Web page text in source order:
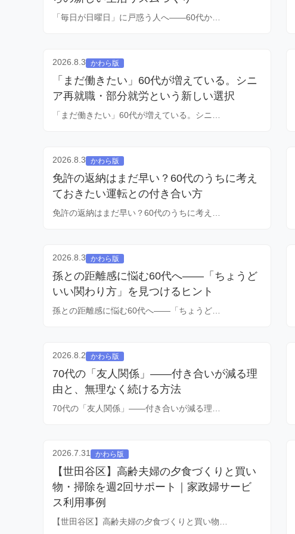
「毎日が日曜日」に戸惑う人へ——60代か…
2026.8.3 かわら版
「まだ働きたい」60代が増えている。シニ
ア再就職・部分就労という新しい選択
「まだ働きたい」60代が増えている。シニ…
2026.8.3 かわら版
免許の返納はまだ早い？60代のうちに考え
ておきたい運転との付き合い方
免許の返納はまだ早い？60代のうちに考え…
2026.8.3 かわら版
孫との距離感に悩む60代へ——「ちょうど
いい関わり方」を見つけるヒント
孫との距離感に悩む60代へ——「ちょうど…
2026.8.2 かわら版
70代の「友人関係」——付き合いが減る理
由と、無理なく続ける方法
70代の「友人関係」——付き合いが減る理…
2026.7.31 かわら版
【世田谷区】高齢夫婦の夕食づくりと買い
物・掃除を週2回サポート｜家政婦サービ
ス利用事例
【世田谷区】高齢夫婦の夕食づくりと買い物…